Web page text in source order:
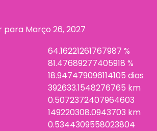
para Março 26, 2027
64.16221261767987 %
81.47689277405918 %
18.947479096114105 dias
392633.1548276765 km
0.5072372407964603
149220308.0943703 km
0.5344309558023804